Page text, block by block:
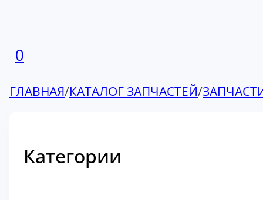
0
ГЛАВНАЯ/КАТАЛОГ ЗАПЧАСТЕЙ/
Категории